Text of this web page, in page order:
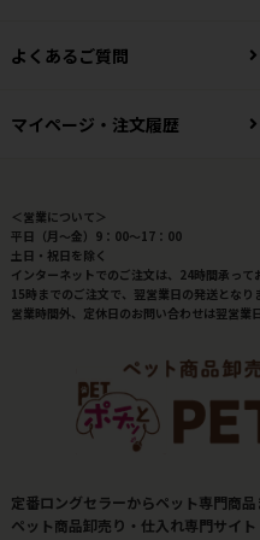
よくあるご質問
マイページ・注文履歴
＜営業について＞
平日（月～金）9：00～17：00
土日・祝日を除く
インターネットでのご注文は、24時間承って
15時までのご注文で、翌営業日の発送となり
営業時間外、定休日のお問い合わせは翌営業
定番ロングセラーからペット専門商品
ペット商品卸売り・仕入れ専門サイ